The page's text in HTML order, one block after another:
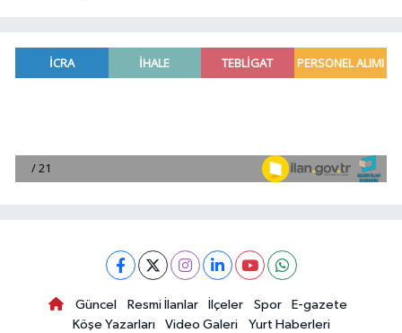
Güncel Resmi İlanlar İlçeler Spor
E-gazete
Köşe Yazarları
Video Galeri Yurt Haberleri